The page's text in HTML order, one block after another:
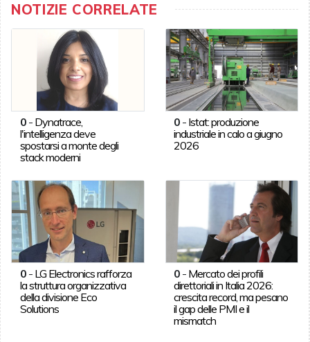
NOTIZIE CORRELATE
0- Dynatrace,
l'intelligenza deve
spostarsi a monte degli
stack moderni
0 - Istat: produzione
industriale in calo a giugno
2026
0- LG Electronics rafforza
la struttura organizzativa
della divisione Eco
Solutions
0 - Mercato dei profili
direttoriali in Italia 2026:
crescita record, ma pesano
il gap delle PMI e il
mismatch